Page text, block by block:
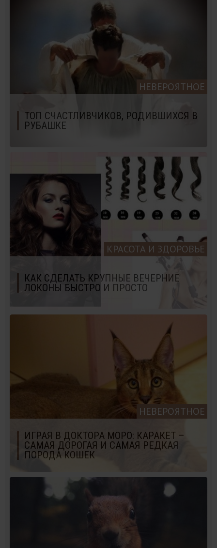
НЕВЕРОЯТНОЕ
ТОП СЧАСТЛИВЧИКОВ, РОДИВШИХСЯ В
РУБАШКЕ
КРАСОТА И ЗДОРОВЬЕ
КАК СДЕЛАТЬ КРУПНЫЕ ВЕЧЕРНИЕ
ЛОКОНЫ БЫСТРО И ПРОСТО
НЕВЕРОЯТНОЕ
ИГРАЯ В ДОКТОРА МОРО: КАРАКЕТ –
САМАЯ ДОРОГАЯ И САМАЯ РЕДКАЯ
ПОРОДА КОШЕК